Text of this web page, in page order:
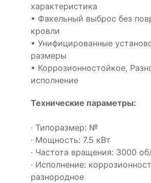
характеристика
• Факельный выброс без
кровли
• Унифицированные
размеры
• Коррозионностойкое,
исполнение
Технические параметры:
· Типоразмер: №
· Мощность: 7.5 кВт
· Частота вращения: 3000
· Исполнение:
разнородное